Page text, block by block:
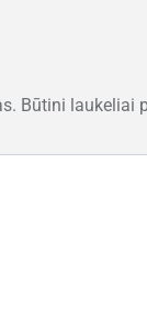
Būtini laukeliai